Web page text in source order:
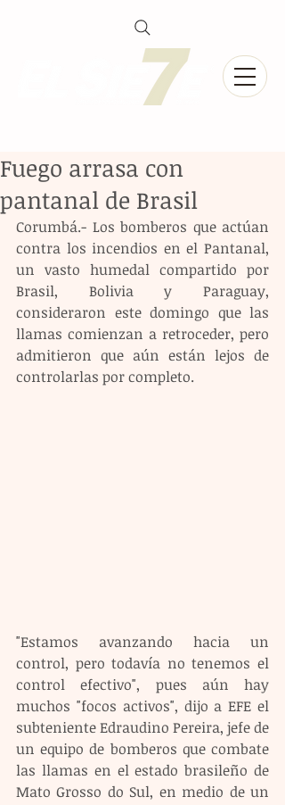
Fuego arrasa con
pantanal de Brasil
Corumbá.- Los bomberos que actúan
contra los incendios en el Pantanal,
un vasto humedal compartido por
Brasil, Bolivia y Paraguay,
consideraron este domingo que las
llamas comienzan a retroceder, pero
admitieron que aún están lejos de
controlarlas por completo.
"Estamos avanzando hacia un
control, pero todavía no tenemos el
control efectivo", pues aún hay
muchos "focos activos", dijo a EFE el
subteniente Edraudino Pereira, jefe de
un equipo de bomberos que combate
las llamas en el estado brasileño de
Mato Grosso do Sul, en medio de un